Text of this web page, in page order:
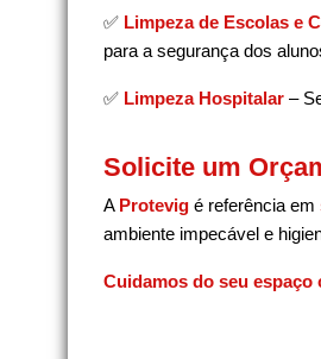
✅ Limpeza de Escolas e
para a segurança dos
✅ Limpeza Hospitalar –
Solicite um
A Protevig é referência em
ambiente impecável e
Cuidamos do seu espaço